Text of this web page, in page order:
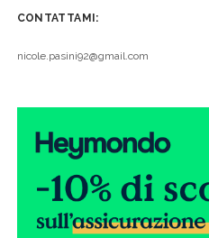
CONTATTAMI:
nicole.pasini92@gmail.com